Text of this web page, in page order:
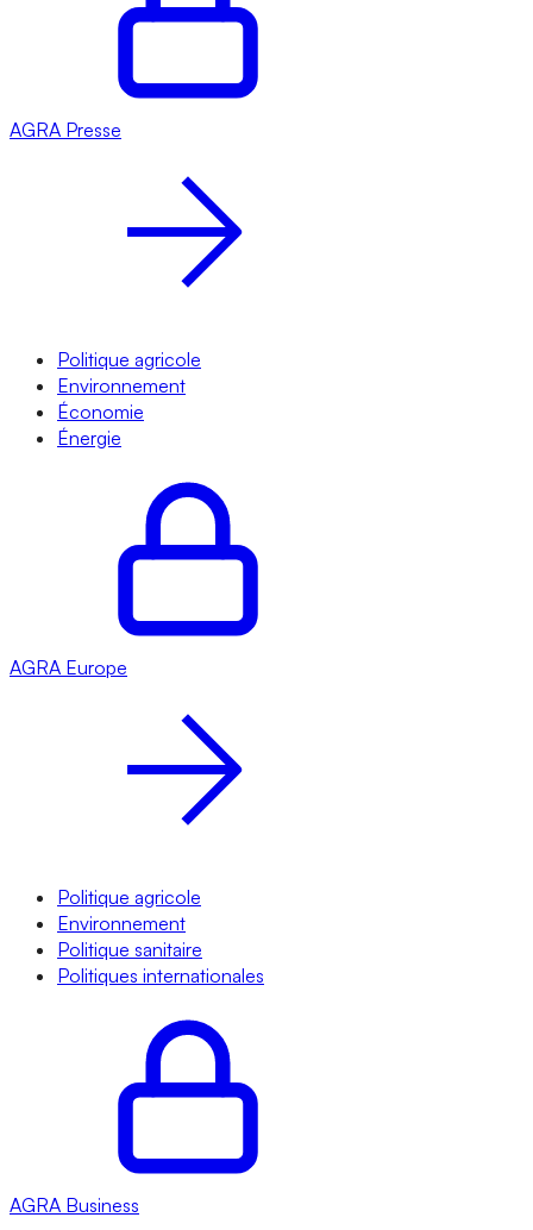
AGRA Presse
Politique agricole
Environnement
Économie
Énergie
AGRA Europe
Politique agricole
Environnement
Politique sanitaire
Politiques internationales
AGRA Business